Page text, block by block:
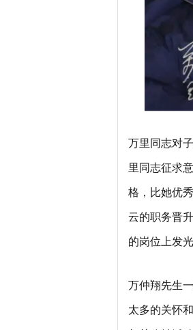
万里同志对
里同志征求
格，比她优
云的职务晋
的岗位上发
万仲翔先生
太多的关怀